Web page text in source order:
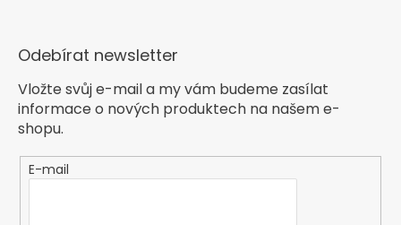
Odebírat newsletter
Vložte svůj e-mail a my vám budeme zasílat
informace o nových produktech na našem e-
shopu.
E-mail